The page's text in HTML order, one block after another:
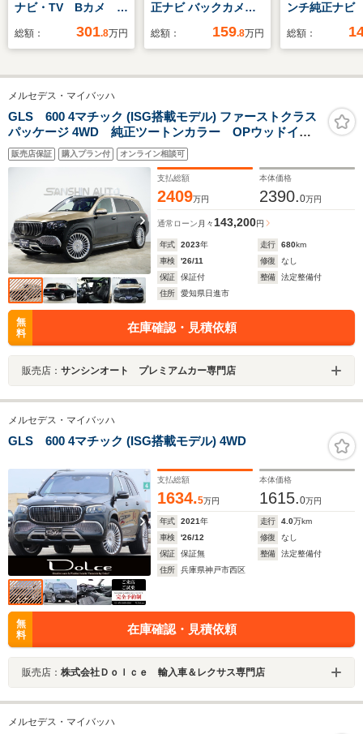
ナビ・TV Bカメ
総額： 301.8万円
正ナビ バックカメラ
ガラスルーフ シート
置 コーナーセンサー
純正ドライブレコーダ
ー ETC LEDヘッドラ
イト オートライト ス
ペアキー 電格ミラー
総額： 159.8万円
ンチ純正ナ
バックカメ
トロール
ンサー シー
ー オートハ
総額：
メルセデス・マイバッハ
GLS 600 4マチック (ISG搭載モデル) ファーストクラス
パッケージ 4WD 純正ツートンカラー OPウッドイン
テリア
販売店保証 購入プラン付 オンライン相談可
支払総額
2409万円
本体価格
2390.0万円
通常ローン 月々 143,200円
年式 2023年 走行 680km
車検
'26/11 修復
なし
保証
保証付 整備
法定整備付
住所
愛知県日進市
無
料
在庫確認・見積依頼
販売店： サンシンオート プレミアムカー専門店
メルセデス・マイバッハ
GLS 600 4マチック (ISG搭載モデル) 4WD
支払総額
1634.5万円
本体価格
1615.0万円
年式 2021年 走行 4.0万km
車検
'26/12 修復
なし
保証
保証無 整備
法定整備付
住所
兵庫県神戸市西区
無
料
在庫確認・見積依頼
販売店： 株式会社Ｄｏｌｃｅ 輸入車＆レクサス専門店
メルセデス・マイバッハ